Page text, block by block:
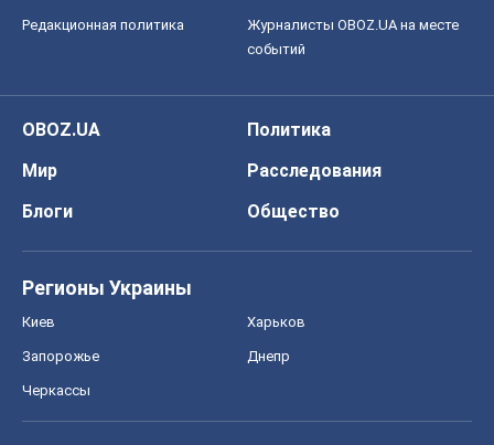
Редакционная политика
Журналисты OBOZ.UA на месте
событий
OBOZ.UA
Политика
Мир
Расследования
Блоги
Общество
Регионы Украины
Киев Харьков
Запорожье Днепр
Черкассы